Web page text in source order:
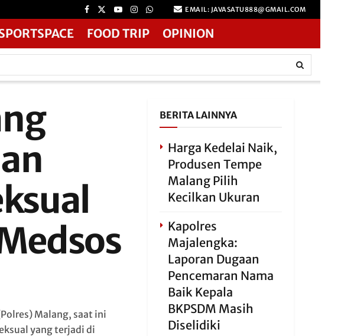
EMAIL: JAVASATU888@GMAIL.COM
FOOD TRIP OPINION
Malang, saat ini
yang terjadi di
BERITA LAINNYA
Harga Kedelai Naik,
Produsen Tempe
Malang Pilih
Kecilkan Ukuran
Kapolres
Majalengka:
Laporan Dugaan
Pencemaran Nama
Baik Kepala
BKPSDM Masih
Diselidiki